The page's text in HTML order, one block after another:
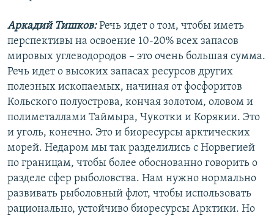
Аркадий Тишков:Речь идет о том, чтобы иметь
перспективы на освоение 10-20% всех запасов
мировых углеводородов – это очень большая сумма.
Речь идет о высоких запасах ресурсов других
полезных ископаемых, начиная от фосфоритов
Кольского полуострова, кончая золотом, оловом и
полиметаллами Таймыра, Чукотки и Корякии. Это
и уголь, конечно. Это и биоресурсы арктических
морей. Недаром мы так разделились с Норвегией
по границам, чтобы более обоснованно говорить о
разделе сфер рыболовства. Нам нужно нормально
развивать рыболовный флот, чтобы использовать
рационально, устойчиво биоресурсы Арктики. Но